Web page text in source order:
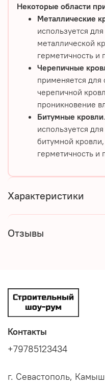
Некоторые области
Металлические
используется
металлической
герметичность и
Черепичные
применяется для
черепичной
проникновение
Битумные кровли
используется
битумной
герметичность и
Характеристики
Отзывы
Контакты
+79785123434
г. Севастополь,